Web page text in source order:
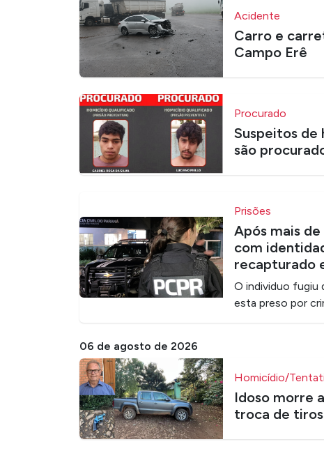
Acidente
Carro e
Campo Erê
Procurado
Suspeitos
são
Prisões
Após mais
com
recapturado
O individuo fugiu
esta preso por
06 de agosto de 2026
Homicídio/
Idoso morre
troca de